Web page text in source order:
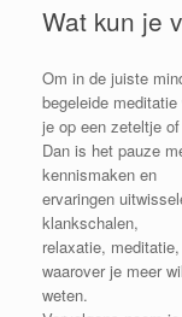
Wat kun je
Om in de juiste
begeleide meditatie
je op een zeteltje
Dan is het pauze
kennismaken en
ervaringen
klankschalen,
relaxatie,
waarover je meer wil
weten.